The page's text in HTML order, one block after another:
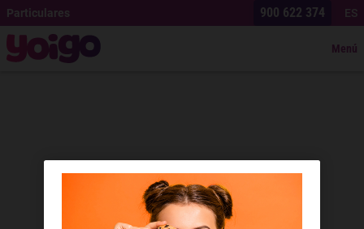
Particulares 900 622 374 ES
Menú